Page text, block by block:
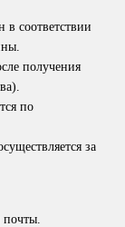
в соответствии
получения
по
за